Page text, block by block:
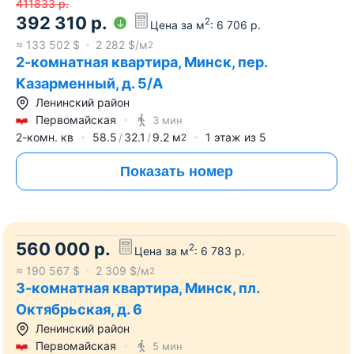
411833 р.
392 310 р. Цена за м2: 6 706 р.
≈ 133 502 $ 2 282 $/м2
2-комнатная квартира, Минск, пер.
Казарменный, д. 5/А
Ленинский район
Первомайская
3 мин
2-комн. кв 58.5 32.1 9.2 м2 1 этаж из 5
Показать номер
560 000 р. Цена за м2: 6 783 р.
≈ 190 567 $ 2 309 $/м2
3-комнатная квартира, Минск, пл.
Октябрьская, д. 6
Ленинский район
Первомайская
5 мин